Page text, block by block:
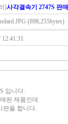
]사각결속기 2747S 판매
(898,255bytes)
12:41:31
입니다.
된 제품인데
판을 합니다.